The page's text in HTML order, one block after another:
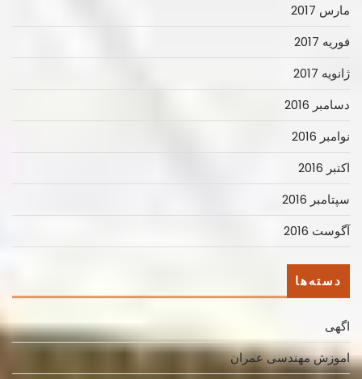
مارس 2017
فوریه 2017
ژانویه 2017
دسامبر 2016
نوامبر 2016
اکتبر 2016
سپتامبر 2016
آگوست 2016
دسته‌ها
اگهی
اموزش مهندسی عمران